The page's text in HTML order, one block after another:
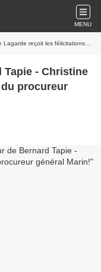
MENU
félicitations du procureur général Marin!
Tapie - Christine
procureur